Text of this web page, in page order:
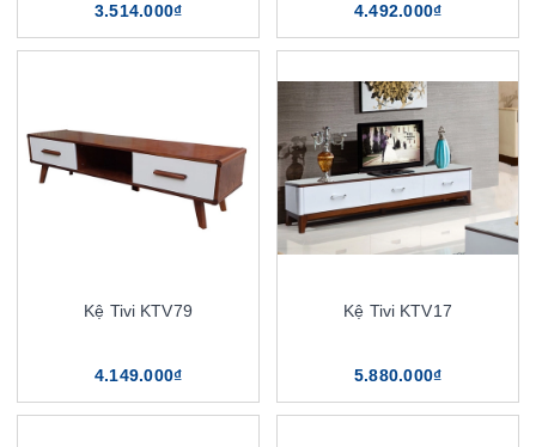
3.514.000₫ 4.492.000₫
Kệ Tivi KTV79
4.149.000₫
Kệ Tivi KTV17
5.880.000₫